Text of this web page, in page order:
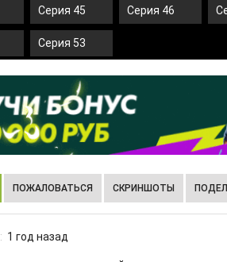
Серия 45 Серия 46
Серия 53
ПОЖАЛОВАТЬСЯ СКРИНШОТЫ
1 год назад